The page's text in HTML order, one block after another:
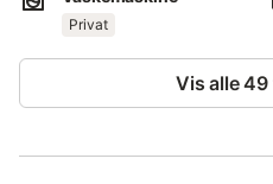
minutters kørsel fra huset.
Siam-forlystelsespark kan nås
området byder også på mange
Vulkanen "Pico del Teide"
Privat
Vis alle